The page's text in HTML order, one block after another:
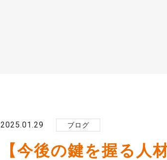
2025.01.29 ブログ
【今後の鍵を握る人